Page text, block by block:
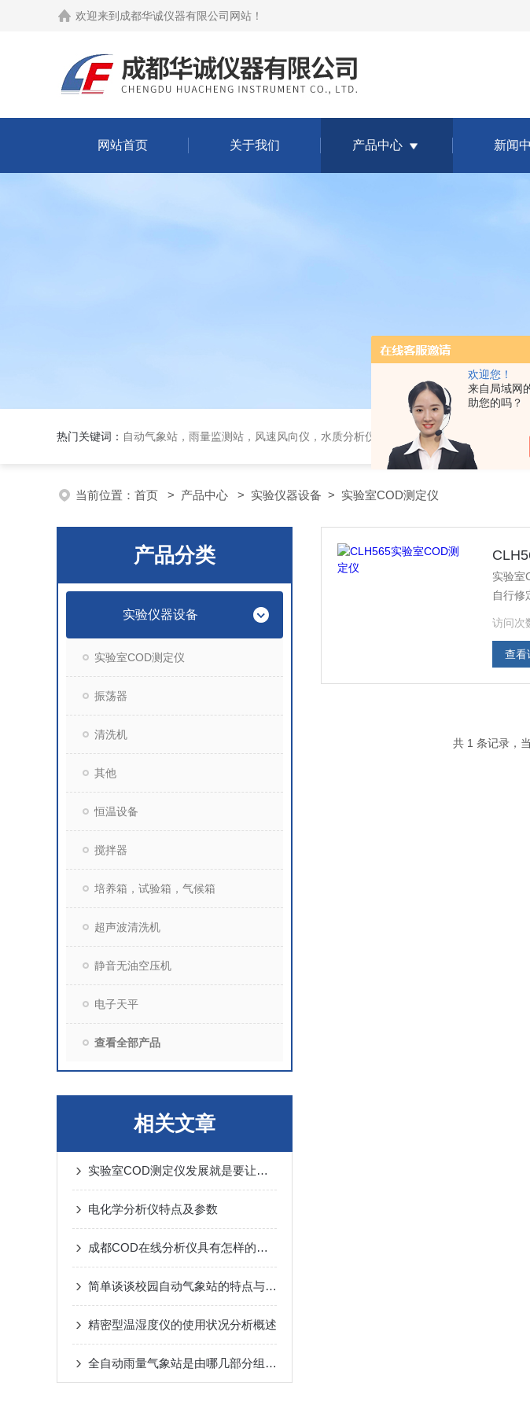
欢迎您！
来自局域网
助您的吗？
欢迎来到 成都华诚仪器有限公司网站 ！
网站首页 关于我们 产品中心 新闻
热门关键词： 自动气象站，雨量监测站，风速风向仪，水质分析仪，气体分析报警器，
当前位置： 首页 > 产品中心 > 实验仪器设备 > 实验室COD测定仪
产品分类
实验仪器设备
实验室COD测定仪
振荡器
清洗机
其他
恒温设备
搅拌器
培养箱，试验箱，气候箱
超声波清洗机
静音无油空压机
电子天平
查看全部产品
相关文章
实验室COD测定仪发展就是要让市场得到满意
电化学分析仪特点及参数
成都COD在线分析仪具有怎样的特点呢？
简单谈谈校园自动气象站的特点与功能
精密型温湿度仪的使用状况分析概述
全自动雨量气象站是由哪几部分组成的呢？
实验室
自行修
访问次
查看
共 1 条记录，